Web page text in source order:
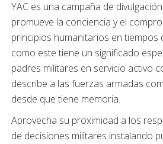
YAC es una campaña de
promueve la conciencia y el
principios humanitarios en tiempos
como este tiene un significado
padres militares en servicio activo
describe a las fuerzas armadas
desde que tiene memoria.
Aprovecha su proximidad a los
de decisiones militares instalando